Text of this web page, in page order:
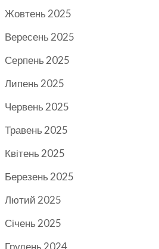
Жовтень 2025
Вересень 2025
Серпень 2025
Липень 2025
Червень 2025
Травень 2025
Квітень 2025
Березень 2025
Лютий 2025
Січень 2025
Грудень 2024